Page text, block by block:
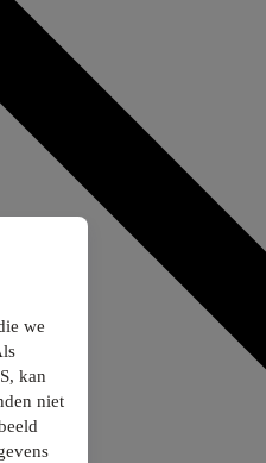
we
kan
niet